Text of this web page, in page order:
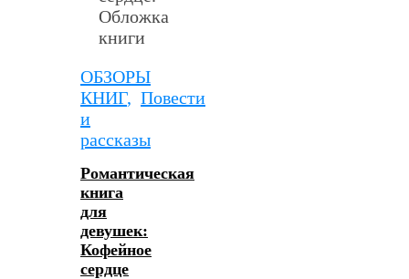
ОБЗОРЫ
КНИГ, Повести
и
рассказы
Романтическая
книга
для
девушек:
Кофейное
сердце